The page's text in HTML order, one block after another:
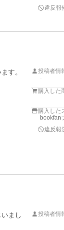
違反報
す。
投稿者情
-
購入した
-
購入した
bookfan
違反報
まし
投稿者情
-